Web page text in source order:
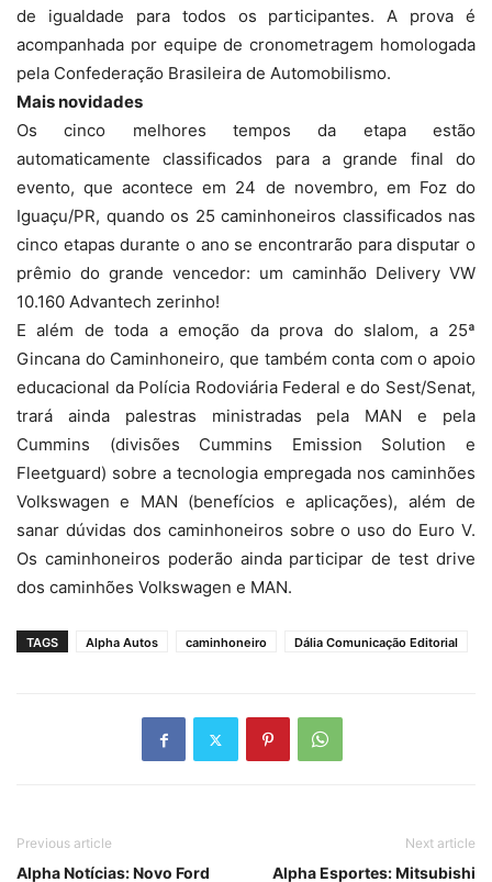
de igualdade para todos os participantes. A prova é
acompanhada por equipe de cronometragem homologada
pela Confederação Brasileira de Automobilismo.
Mais novidades
Os cinco melhores tempos da etapa estão
automaticamente classificados para a grande final do
evento, que acontece em 24 de novembro, em Foz do
Iguaçu/PR, quando os 25 caminhoneiros classificados nas
cinco etapas durante o ano se encontrarão para disputar o
prêmio do grande vencedor: um caminhão Delivery VW
10.160 Advantech zerinho!
E além de toda a emoção da prova do slalom, a 25ª
Gincana do Caminhoneiro, que também conta com o apoio
educacional da Polícia Rodoviária Federal e do Sest/Senat,
trará ainda palestras ministradas pela MAN e pela
Cummins (divisões Cummins Emission Solution e
Fleetguard) sobre a tecnologia empregada nos caminhões
Volkswagen e MAN (benefícios e aplicações), além de
sanar dúvidas dos caminhoneiros sobre o uso do Euro V.
Os caminhoneiros poderão ainda participar de test drive
dos caminhões Volkswagen e MAN.
TAGS Alpha Autos caminhoneiro Dália Comunicação Editorial
Previous article
Alpha Notícias: Novo Ford
Next article
Alpha Esportes: Mitsubishi